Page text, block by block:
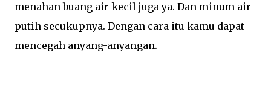
menahan buang air kecil juga ya. Dan minum air
putih secukupnya. Dengan cara itu kamu dapat
mencegah anyang-anyangan.